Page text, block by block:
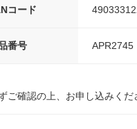
コード
番号 APR2745
確認の上、お申し込みくだ